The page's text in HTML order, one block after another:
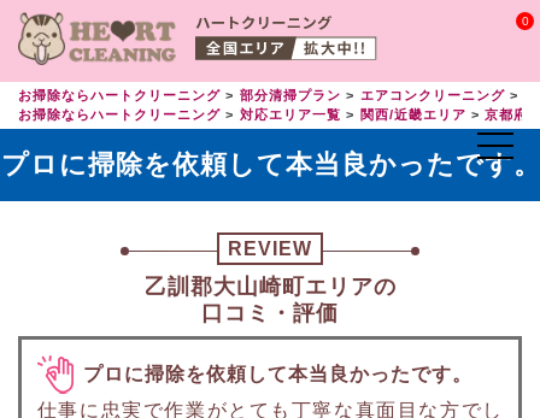
0
お掃除ならハートクリーニング 部分清掃プラン エアコンクリーニング
お掃除ならハートクリーニング
対応エリア一覧 関西/近畿エリア 京都府
プロに掃除を依頼して本当良かったです。
REVIEW
乙訓郡大山崎町エリアの
口コミ・評価
プロに掃除を依頼して本当良かったです。
仕事に忠実で作業がとても丁寧な真面目な方でし